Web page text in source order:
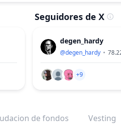
Seguidores de X
degen_hardy
@degen_hardy
+9
de fondos Vesting